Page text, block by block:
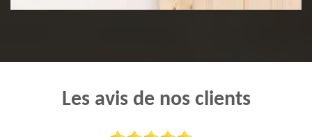
Les avis de nos clients